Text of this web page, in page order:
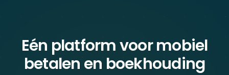
Eén platform voor mobiel
betalen en boekhouding